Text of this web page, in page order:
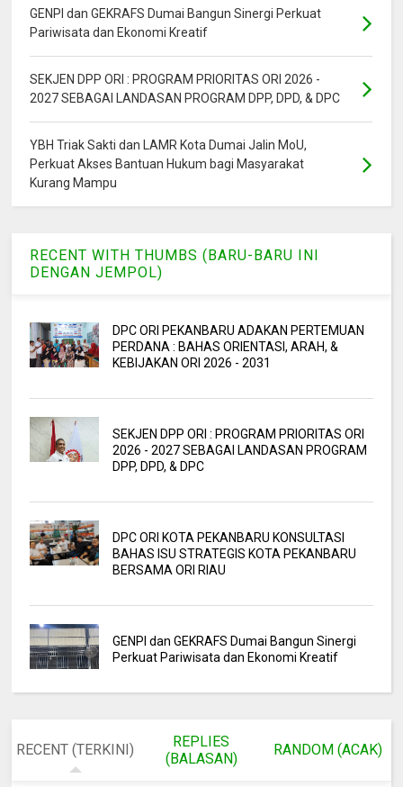
GENPI dan GEKRAFS Dumai Bangun Sinergi Perkuat
Pariwisata dan Ekonomi Kreatif
SEKJEN DPP ORI : PROGRAM PRIORITAS ORI 2026 -
2027 SEBAGAI LANDASAN PROGRAM DPP, DPD, & DPC
YBH Triak Sakti dan LAMR Kota Dumai Jalin MoU,
Perkuat Akses Bantuan Hukum bagi Masyarakat
Kurang Mampu
RECENT WITH THUMBS (BARU-BARU INI
DENGAN JEMPOL)
DPC ORI PEKANBARU ADAKAN PERTEMUAN
PERDANA : BAHAS ORIENTASI, ARAH, &
KEBIJAKAN ORI 2026 - 2031
SEKJEN DPP ORI : PROGRAM PRIORITAS ORI
2026 - 2027 SEBAGAI LANDASAN PROGRAM
DPP, DPD, & DPC
DPC ORI KOTA PEKANBARU KONSULTASI
BAHAS ISU STRATEGIS KOTA PEKANBARU
BERSAMA ORI RIAU
GENPI dan GEKRAFS Dumai Bangun Sinergi
Perkuat Pariwisata dan Ekonomi Kreatif
RECENT (TERKINI)
REPLIES
(BALASAN)
RANDOM (ACAK)